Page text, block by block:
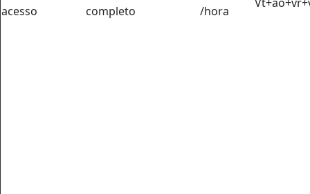
acesso
completo
/hora